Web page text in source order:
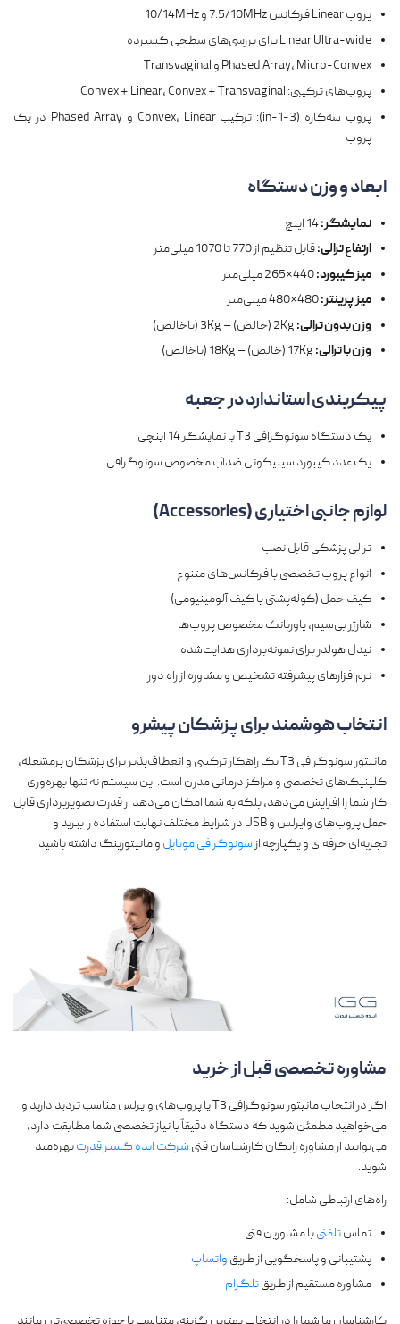
پروب Linear فرکانس 7.5/10MHz و 10/14MHz
Linear Ultra-wide برای بررسی‌های سطحی گسترده
Phased Array، Micro-Convex و Transvaginal
پروب‌های ترکیبی: Convex + Linear، Convex + Transvaginal
پروب سه‌کاره (3-in-1): ترکیب Convex، Linear و Phased Array در یک
پروب
ابعاد و وزن دستگاه
نمایشگر:14 اینچ
ارتفاع ترالی:قابل تنظیم از 770 تا 1070 میلی‌متر
میز کیبورد:440×265 میلی‌متر
میز پرینتر:480×480 میلی‌متر
وزن بدون ترالی:
وزن با ترالی:
پیکربندی استاندارد در جعبه
یک دستگاه سونوگرافی T3 با نمایشگر 14 اینچی
یک عدد کیبورد سیلیکونی ضدآب مخصوص سونوگرافی
لوازم جانبی اختیاری (Accessories
)
ترالی پزشکی قابل نصب
انواع پروب‌ تخصصی با فرکانس‌های متنوع
کیف حمل (کوله‌پشتی یا کیف آلومینیومی)
شارژر بی‌سیم، پاوربانک مخصوص پروب‌ها
نیدل هولدر برای نمونه‌برداری هدایت‌شده
نرم‌افزارهای پیشرفته تشخیص و مشاوره از راه دور
انتخاب هوشمند برای پزشکان پیشرو
مانیتور سونوگرافی T3 یک راهکار ترکیبی و انعطاف‌پذیر برای پزشکان پرمشغله،
کلینیک‌های تخصصی و مراکز درمانی مدرن است. این سیستم نه تنها بهره‌وری
کار شما را افزایش می‌دهد، بلکه به شما امکان می‌دهد از قدرت تصویربرداری قابل
حمل پروب‌های وایرلس و USB در شرایط مختلف نهایت استفاده را ببرید و
تجربه‌ای حرفه‌ای و یکپارچه ازسونوگرافی موبایل و مانیتورینگ داشته باشید.
مشاوره تخصصی قبل از خرید
اگر در انتخاب مانیتور سونوگرافی T3 یا پروب‌های وایرلس مناسب تردید دارید و
می‌خواهید مطمئن شوید که دستگاه دقیقاً با نیاز تخصصی شما مطابقت دارد،
می‌توانید از مشاوره رایگان کارشناسان فنی شرکت ایده گستر قدرتبهره‌مند
شوید.
راه‌های ارتباطی شامل:
تماستلفنیبا مشاورین فنی
پشتیبانی و پاسخگویی از طریق واتساپ
مشاوره مستقیم از طریقتلگرام